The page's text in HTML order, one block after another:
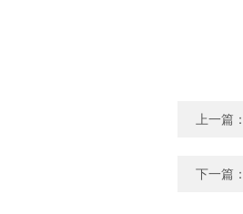
上一篇
下一篇